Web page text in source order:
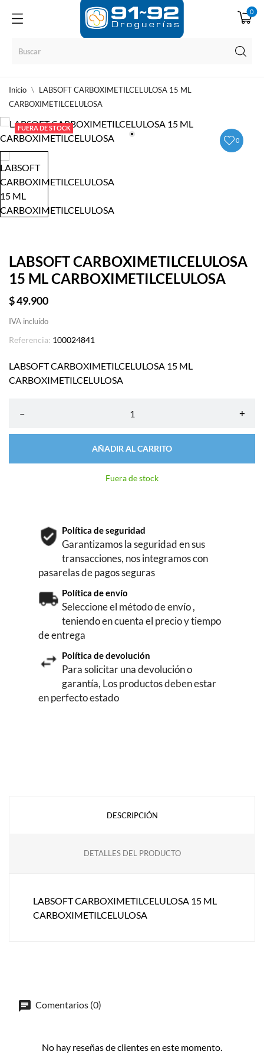
0
Inicio
LABSOFT CARBOXIMETILCELULOSA 15 ML
CARBOXIMETILCELULOSA
0
FUERA DE STOCK
LABSOFT CARBOXIMETILCELULOSA
15 ML CARBOXIMETILCELULOSA
$ 49.900
IVA incluído
Referencia: 100024841
LABSOFT CARBOXIMETILCELULOSA 15 ML
CARBOXIMETILCELULOSA
– +
AÑADIR AL CARRITO
Fuera de stock
Política de seguridad
Garantizamos la seguridad en sus
transacciones, nos integramos con
pasarelas de pagos seguras
Política de envío
Seleccione el método de envío ,
teniendo en cuenta el precio y tiempo
de entrega
Política de devolución
Para solicitar una devolución o
garantía, Los productos deben estar
en perfecto estado
DESCRIPCIÓN
DETALLES DEL PRODUCTO
LABSOFT CARBOXIMETILCELULOSA 15 ML
CARBOXIMETILCELULOSA
Comentarios (0)
No hay reseñas de clientes en este momento.